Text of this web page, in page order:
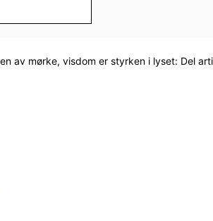
av mørke, visdom er styrken i lyset: Del